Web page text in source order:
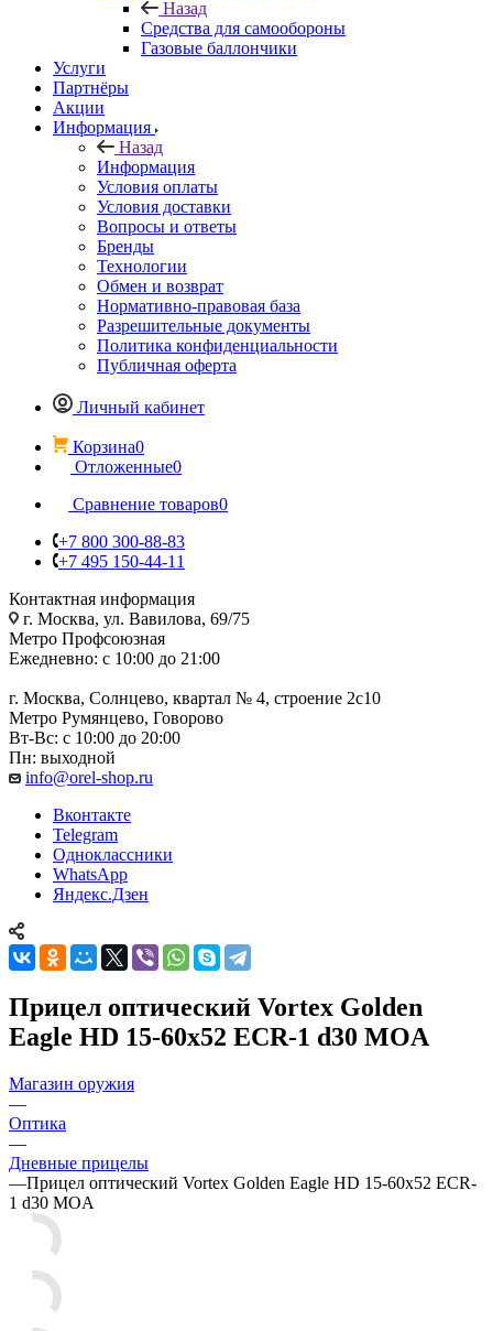
Назад
Средства для самообороны
Газовые баллончики
Услуги
Партнёры
Акции
Информация
Назад
Информация
Условия оплаты
Условия доставки
Вопросы и ответы
Бренды
Технологии
Обмен и возврат
Нормативно-правовая база
Разрешительные документы
Политика конфиденциальности
Публичная оферта
Личный кабинет
Корзина0
Отложенные0
Сравнение товаров0
+7 800 300-88-83
+7 495 150-44-11
Контактная информация
г. Москва, ул. Вавилова, 69/75
Метро Профсоюзная
Ежедневно: с 10:00 до 21:00
г. Москва, Солнцево, квартал № 4, строение 2с10
Метро Румянцево, Говорово
Вт-Вс: с 10:00 до 20:00
Пн: выходной
info@orel-shop.ru
Вконтакте
Telegram
Одноклассники
WhatsApp
Яндекс.Дзен
Прицел оптический Vortex Golden
Eagle HD 15-60x52 ECR-1 d30 MOA
Магазин оружия
—
Оптика
—
Дневные прицелы
—Прицел оптический Vortex Golden Eagle HD 15-60x52 ECR-
1 d30 MOA